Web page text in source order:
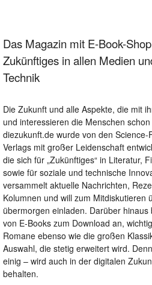
Das Magazin mit E-Book-
Zukünftiges in allen Medien
Technik
Die Zukunft und alle Aspekte, die mit
und interessieren die Menschen
diezukunft.de wurde von den
Verlags mit großer Leidenschaft
die sich für „Zukünftiges“ in Literatur,
sowie für soziale und technische
versammelt aktuelle Nachrichten,
Kolumnen und will zum Mitdiskutieren
übermorgen einladen. Darüber
von E-Books zum Download an,
Romane ebenso wie die großen
Auswahl, die stetig erweitert wird.
einig – wird auch in der digitalen
behalten.